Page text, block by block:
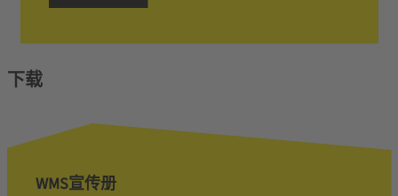
下载
WMS宣传册